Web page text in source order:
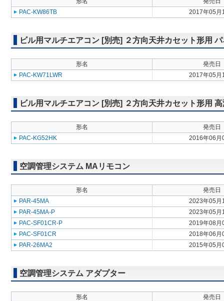
PAC-KW86TB
2017年05月
ビル用マルチエアコン [別売] ２方向天井カセット形用
形名
発売日
PAC-KW71LWR
2017年05月
ビル用マルチエアコン [別売] ２方向天井カセット形用
形名
発売日
PAC-KG52HK
2016年06月
空調管理システム MAリモコン
形名
発売日
PAR-45MA
2023年05月
PAR-45MA-P
2023年05月
PAC-SF01CR-P
2019年08月
PAC-SF01CR
2018年06月
PAR-26MA2
2015年05月
空調管理システム アダプター
形名
発売日